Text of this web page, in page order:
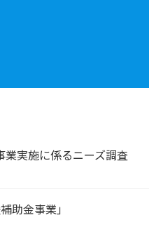
業実施に係るニーズ調査
助金事業」